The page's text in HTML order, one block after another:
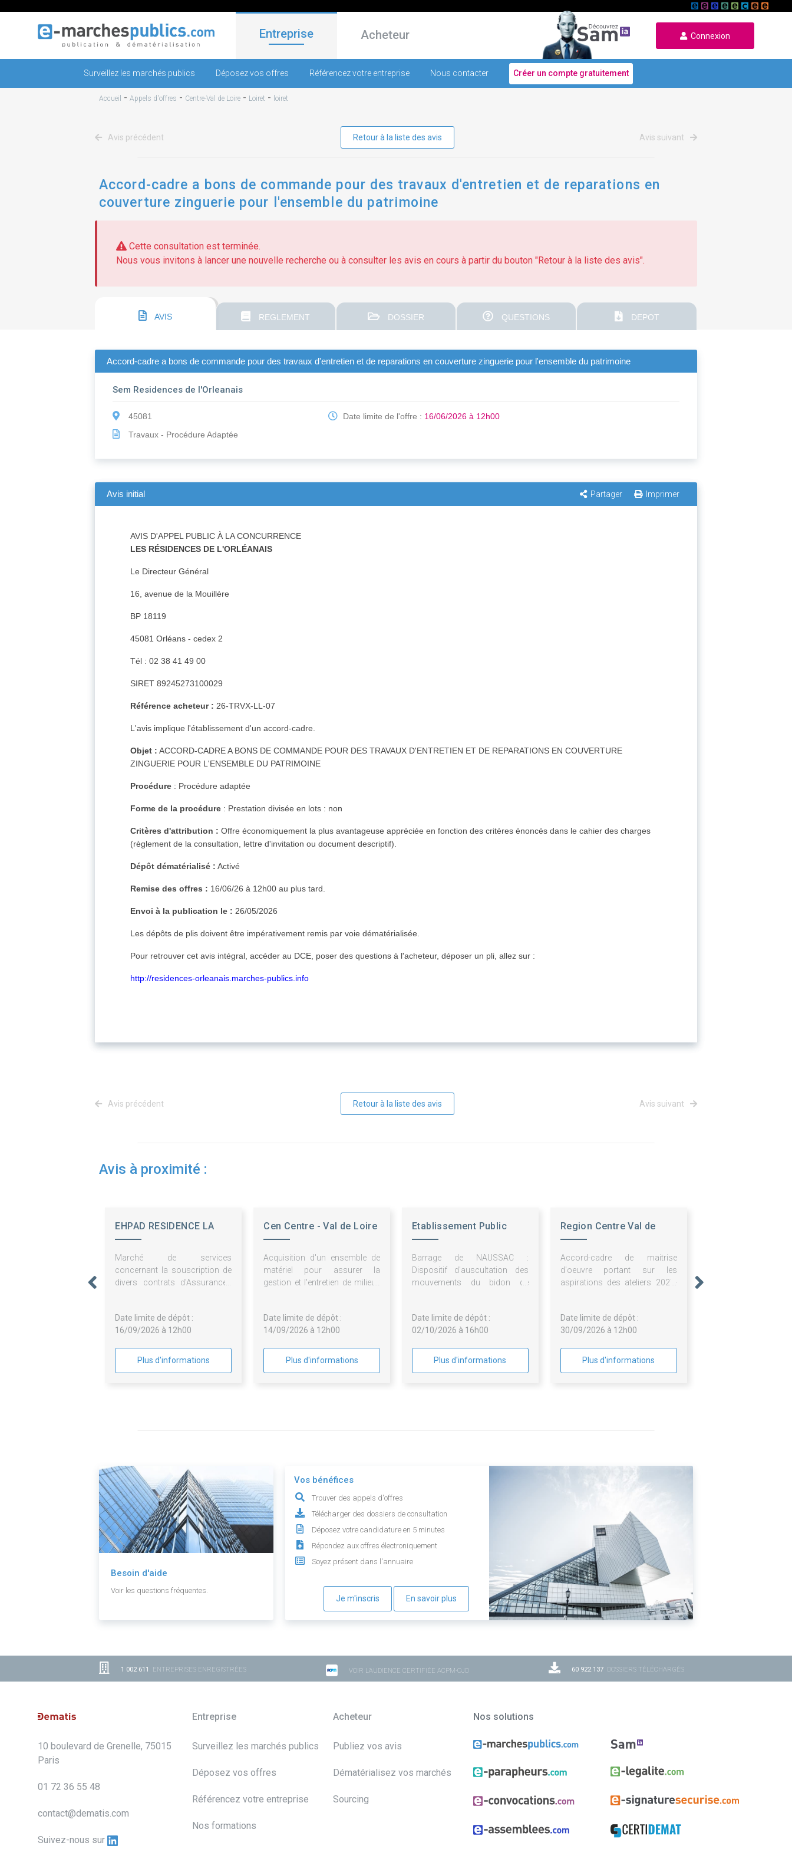
Entreprise Acheteur Connexion
Surveillez les marchés publics Déposez vos offres Référencez votre entreprise Nous contacter Créer un compte gratuitement
Accueil - Appels d'offres - Centre-Val de Loire - Loiret - loiret
Avis précédent Retour à la liste des avis Avis suivant
Accord-cadre a bons de commande pour des travaux d'entretien et de reparations en
couverture zinguerie pour l'ensemble du patrimoine
Cette consultation est terminée.
Nous vous invitons à lancer une nouvelle recherche ou à consulter les avis en cours à partir du bouton "Retour à la liste des avis".
AVIS REGLEMENT DOSSIER QUESTIONS DEPOT
Accord-cadre a bons de commande pour des travaux d'entretien et de reparations en couverture zinguerie pour l'ensemble du patrimoine
Sem Residences de l'Orleanais
45081
Travaux - Procédure Adaptée
Date limite de l'offre : 16/06/2026 à 12h00
Avis initial Partager Imprimer
AVIS D'APPEL PUBLIC À LA CONCURRENCE
LES RÉSIDENCES DE L'ORLÉANAIS
Le Directeur Général
16, avenue de la Mouillère
BP 18119
45081 Orléans - cedex 2
Tél : 02 38 41 49 00
SIRET 89245273100029
Référence acheteur : 26-TRVX-LL-07
L'avis implique l'établissement d'un accord-cadre.
Objet : ACCORD-CADRE A BONS DE COMMANDE POUR DES TRAVAUX D'ENTRETIEN ET DE REPARATIONS EN COUVERTURE
ZINGUERIE POUR L'ENSEMBLE DU PATRIMOINE
Procédure : Procédure adaptée
Forme de la procédure : Prestation divisée en lots : non
Critères d'attribution : Offre économiquement la plus avantageuse appréciée en fonction des critères énoncés dans le cahier des charges
(règlement de la consultation, lettre d'invitation ou document descriptif).
Dépôt dématérialisé : Activé
Remise des offres : 16/06/26 à 12h00 au plus tard.
Envoi à la publication le : 26/05/2026
Les dépôts de plis doivent être impérativement remis par voie dématérialisée.
Pour retrouver cet avis intégral, accéder au DCE, poser des questions à l'acheteur, déposer un pli, allez sur :
http://residences-orleanais.marches-publics.info
Avis précédent Retour à la liste des avis Avis suivant
Avis à proximité :
EHPAD RESIDENCE LA
Marché de services
concernant la souscription de
divers contrats d'Assurances
sur-Loire
Date limite de dépôt :
16/09/2026 à 12h00
Plus d'informations
Cen Centre - Val de Loire
Acquisition d'un ensemble de
matériel pour assurer la
gestion et l'entretien de milieux
engins porte-outils et outils
associés.
Date limite de dépôt :
14/09/2026 à 12h00
Plus d'informations
Etablissement Public
Barrage de NAUSSAC :
Dispositif d'auscultation des
mouvements du bidon de
Date limite de dépôt :
02/10/2026 à 16h00
Plus d'informations
Region Centre Val de
Accord-cadre de maitrise
d'oeuvre portant sur les
aspirations des ateliers 2027-
Date limite de dépôt :
30/09/2026 à 12h00
Plus d'informations
Besoin d'aide
Voir les questions fréquentes.
Vos bénéfices
Trouver des appels d'offres
Télécharger des dossiers de consultation
Déposez votre candidature en 5 minutes
Répondez aux offres électroniquement
Soyez présent dans l'annuaire
Je m'inscris En savoir plus
1 002 611 ENTREPRISES ENREGISTRÉES VOIR L'AUDIENCE CERTIFIÉE ACPM-OJD 60 922 137 DOSSIERS TÉLÉCHARGÉS
10 boulevard de Grenelle, 75015
Paris
01 72 36 55 48
contact@dematis.com
Suivez-nous sur
Entreprise
Surveillez les marchés publics
Déposez vos offres
Référencez votre entreprise
Nos formations
Acheteur
Publiez vos avis
Dématérialisez vos marchés
Sourcing
Nos solutions